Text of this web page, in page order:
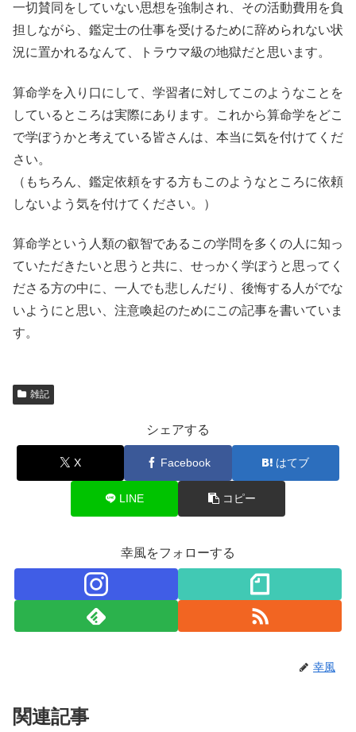
一切賛同をしていない思想を強制され、その活動費用を負
担しながら、鑑定士の仕事を受けるために辞められない状
況に置かれるなんて、トラウマ級の地獄だと思います。
算命学を入り口にして、学習者に対してこのようなことを
しているところは実際にあります。これから算命学をどこ
で学ぼうかと考えている皆さんは、本当に気を付けてくだ
さい。
（もちろん、鑑定依頼をする方もこのようなところに依頼
しないよう気を付けてください。）
算命学という人類の叡智であるこの学問を多くの人に知っ
ていただきたいと思うと共に、せっかく学ぼうと思ってく
ださる方の中に、一人でも悲しんだり、後悔する人がでな
いようにと思い、注意喚起のためにこの記事を書いていま
す。
雑記
シェアする
X Facebook はてブ
LINE コピー
幸風をフォローする
幸風
関連記事